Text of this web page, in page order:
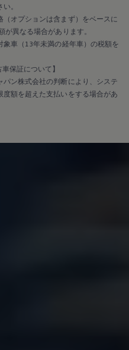
。
オプションは含まず）をベースに
が異なる場合があります。
車（13年未満の経年車）の税額を
保証について】
ン株式会社の判断により、システ
度額を超えた支払いをする場合があ